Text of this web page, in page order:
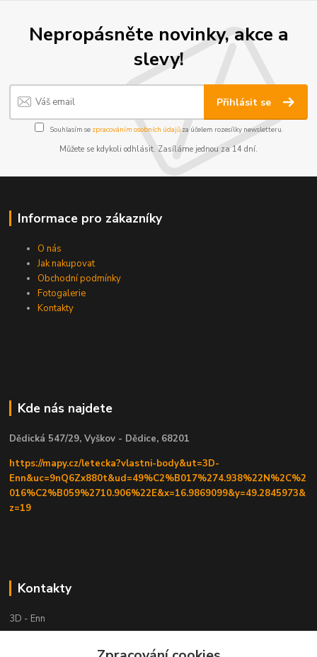
Nepropásněte novinky, akce a
slevy!
Přihlásit se
Souhlasím se zpracováním osobních údajůza účelem rozesílky newsletteru.
Můžete se kdykoli odhlásit. Zasíláme jednou za 14 dní.
Informace pro zákazníky
O nás
Jak nakupovat
Obchodní podmínky
Fotogalerie
Kontakty
Kde nás najdete
Dědická 547/29, Vyškov - Dědice, 68201
https://mapy.cz/letecka?vlastni-body&ut=3D-
Enn&uc=9nQ6Zx880t&ud=49%C2%B017%274.938%22N%2C%2
016%C2%B059%2710.906%22E&x=16.9869099&y=49.2845973&
z=19
Kontakty
3D - Enn